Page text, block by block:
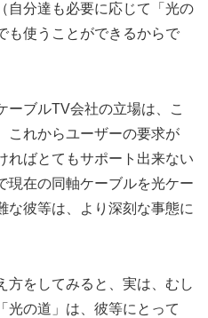
自分達も必要に応じて「光の
も使うことができるからで
ーブルTV会社の立場は、こ
これからユーザーの要求が
ればとてもサポート出来ない
現在の同軸ケーブルを光ケー
な彼等は、より深刻な事態に
方をしてみると、実は、むし
光の道」は、彼等にとって